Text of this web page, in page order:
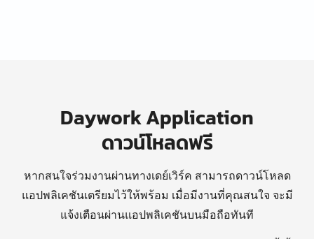
Daywork Application
ดาวน์โหลดฟรี
หากสนใจร่วมงานผ่านทางเดย์เวิร์ค สามารถดาวน์โหลด
แอปพลิเคชันเตรียมไว้ให้พร้อม เมื่อมีงานที่คุณสนใจ จะมี
แจ้งเตือนผ่านแอปพลิเคชันบนมือถือทันที